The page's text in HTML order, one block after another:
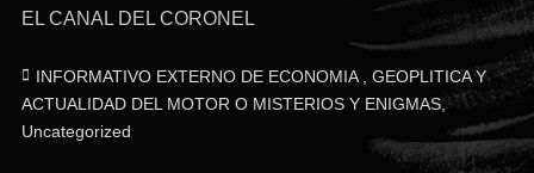
EL CANAL DEL CORONEL
Categorías
INFORMATIVO EXTERNO DE ECONOMIA , GEOPLITICA Y
ACTUALIDAD DEL MOTOR O MISTERIOS Y ENIGMAS,
Uncategorized